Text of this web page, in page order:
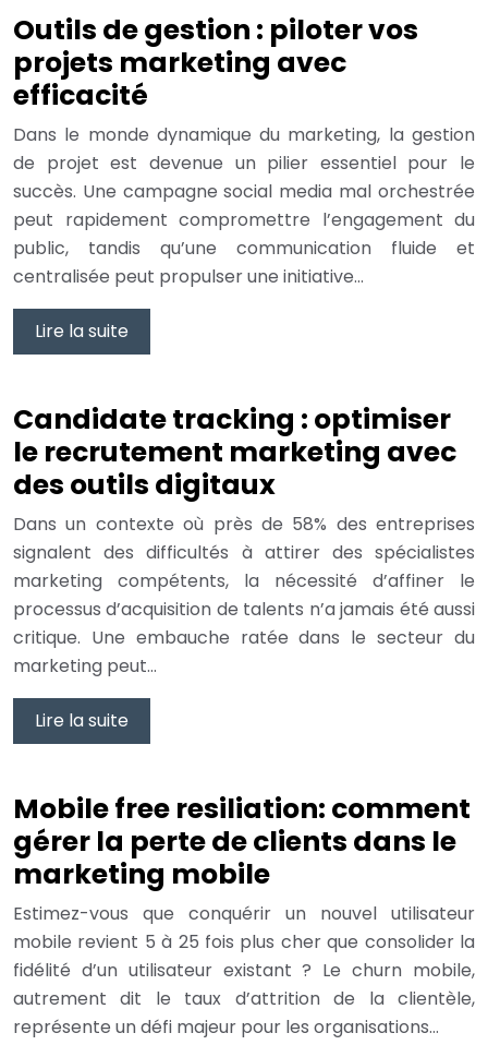
Outils de gestion : piloter vos
projets marketing avec
efficacité
Dans le monde dynamique du marketing, la gestion
de projet est devenue un pilier essentiel pour le
succès. Une campagne social media mal orchestrée
peut rapidement compromettre l’engagement du
public, tandis qu’une communication fluide et
centralisée peut propulser une initiative…
Lire la suite
Candidate tracking : optimiser
le recrutement marketing avec
des outils digitaux
Dans un contexte où près de 58% des entreprises
signalent des difficultés à attirer des spécialistes
marketing compétents, la nécessité d’affiner le
processus d’acquisition de talents n’a jamais été aussi
critique. Une embauche ratée dans le secteur du
marketing peut…
Lire la suite
Mobile free resiliation: comment
gérer la perte de clients dans le
marketing mobile
Estimez-vous que conquérir un nouvel utilisateur
mobile revient 5 à 25 fois plus cher que consolider la
fidélité d’un utilisateur existant ? Le churn mobile,
autrement dit le taux d’attrition de la clientèle,
représente un défi majeur pour les organisations…